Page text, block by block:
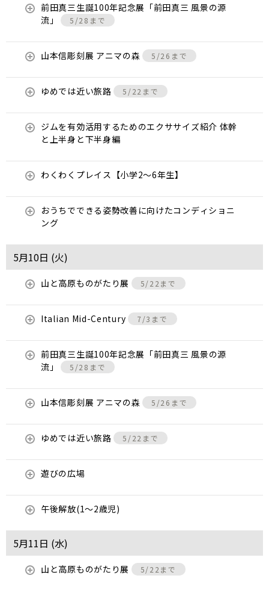
前田真三生誕100年記念展「前田真三 風景の源
流」
5/28まで
山本信彫刻展 アニマの森 5/26まで
ゆめでは近い旅路 5/22まで
ジムを有効活用するためのエクササイズ紹介 体幹
と上半身と下半身編
わくわくプレイス【小学2～6年生】
おうちでできる姿勢改善に向けたコンディショニ
ング
5月10日 (火)
山と高原ものがたり展 5/22まで
Italian Mid-Century 7/3まで
前田真三生誕100年記念展「前田真三 風景の源
流」
5/28まで
山本信彫刻展 アニマの森 5/26まで
ゆめでは近い旅路 5/22まで
遊びの広場
午後解放(1～2歳児)
5月11日 (水)
山と高原ものがたり展 5/22まで